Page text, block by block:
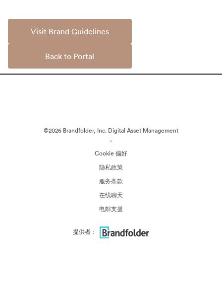
Visit Brand Guidelines
Back to Portal
©2026 Brandfolder, Inc. Digital Asset Management
·
Cookie 偏好
隐私政策
服务条款
在线聊天
电邮支援
提供者：